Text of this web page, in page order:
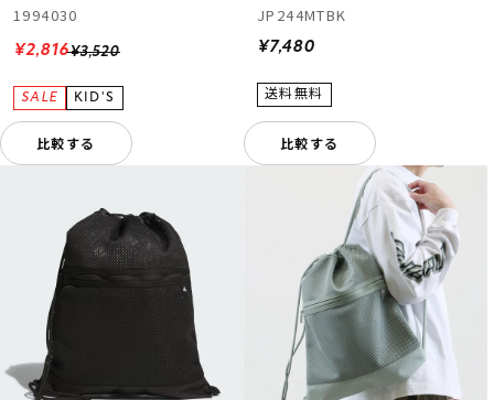
1994030
¥3,520
¥2,816
比較する
JP244MTBK
¥7,480
比較する